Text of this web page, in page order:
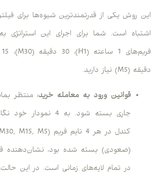
این روش یکی از قدرتمندترین شیوه‌ها برای
دقیقه (M5) نیاز دارید.
قوانین ورود به معامله خرید: منتظر
جاری بسته شود. به 4
(صعودی) بسته شده بود، نشان‌دهنده